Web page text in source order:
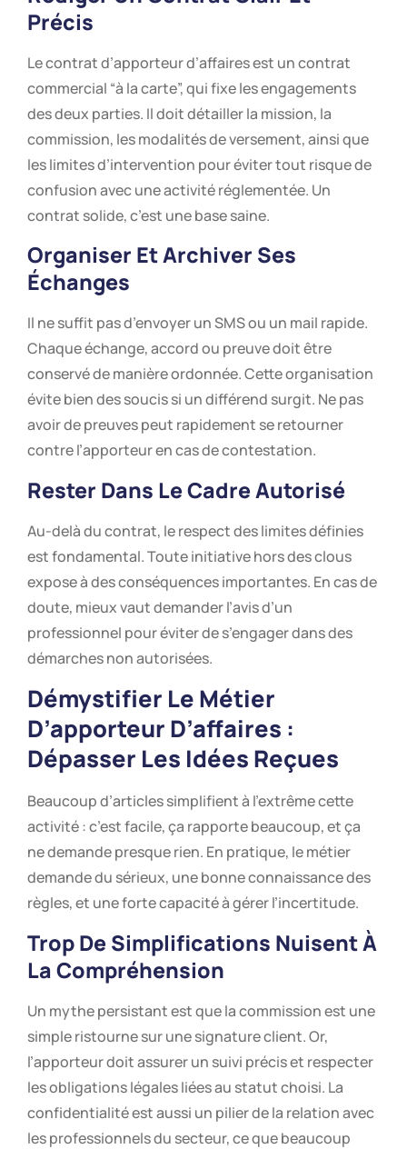
Précis
Le contrat d’apporteur d’affaires est un contrat
commercial “à la carte”, qui fixe les engagements
des deux parties. Il doit détailler la mission, la
commission, les modalités de versement, ainsi que
les limites d’intervention pour éviter tout risque de
confusion avec une activité réglementée. Un
contrat solide, c’est une base saine.
Organiser Et Archiver Ses
Échanges
Il ne suffit pas d’envoyer un SMS ou un mail rapide.
Chaque échange, accord ou preuve doit être
conservé de manière ordonnée. Cette organisation
évite bien des soucis si un différend surgit. Ne pas
avoir de preuves peut rapidement se retourner
contre l’apporteur en cas de contestation.
Rester Dans Le Cadre Autorisé
Au-delà du contrat, le respect des limites définies
est fondamental. Toute initiative hors des clous
expose à des conséquences importantes. En cas de
doute, mieux vaut demander l’avis d’un
professionnel pour éviter de s’engager dans des
démarches non autorisées.
Démystifier Le Métier
D’apporteur D’affaires :
Dépasser Les Idées Reçues
Beaucoup d’articles simplifient à l’extrême cette
activité : c’est facile, ça rapporte beaucoup, et ça
ne demande presque rien. En pratique, le métier
demande du sérieux, une bonne connaissance des
règles, et une forte capacité à gérer l’incertitude.
Trop De Simplifications Nuisent À
La Compréhension
Un mythe persistant est que la commission est une
simple ristourne sur une signature client. Or,
l’apporteur doit assurer un suivi précis et respecter
les obligations légales liées au statut choisi. La
confidentialité est aussi un pilier de la relation avec
les professionnels du secteur, ce que beaucoup